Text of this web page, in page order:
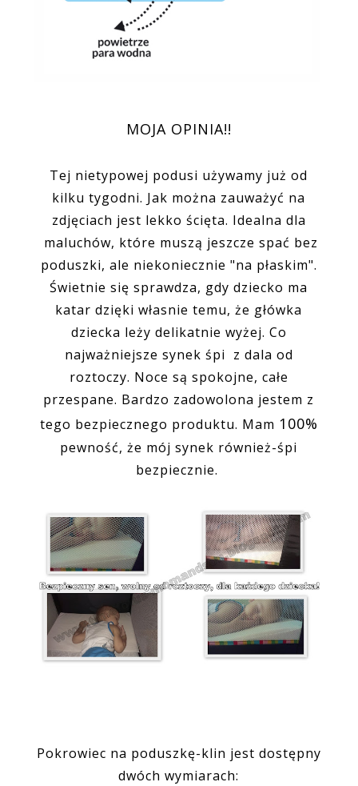
MOJA OPINIA!!
Tej nietypowej podusi używamy już od
kilku tygodni. Jak można zauważyć na
zdjęciach jest lekko ścięta. Idealna dla
maluchów, które muszą jeszcze spać bez
poduszki, ale niekoniecznie "na płaskim".
Świetnie się sprawdza, gdy dziecko ma
katar dzięki własnie temu, że główka
dziecka leży delikatnie wyżej. Co
najważniejsze synek śpi z dala od
roztoczy. Noce są spokojne, całe
przespane. Bardzo zadowolona jestem z
tego bezpiecznego produktu. Mam 100%
pewność, że mój synek również-śpi
bezpiecznie.
Pokrowiec na poduszkę-klin jest dostępny
dwóch wymiarach: